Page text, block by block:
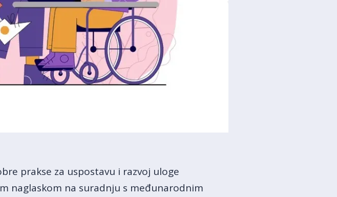
prakse za uspostavu i razvoj uloge
naglaskom na suradnju s međunarodnim